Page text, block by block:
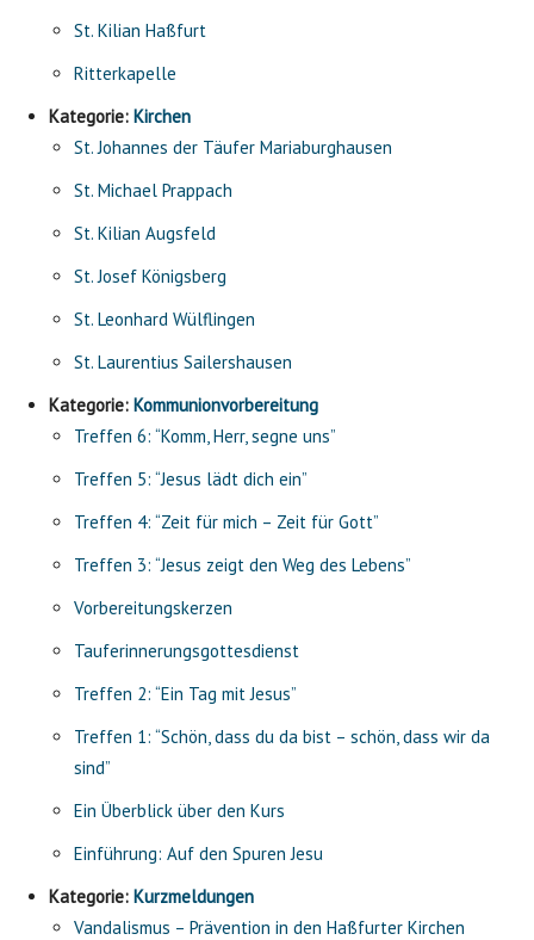
St. Kilian Haßfurt
Ritterkapelle
Kategorie: Kirchen
St. Johannes der Täufer Mariaburghausen
St. Michael Prappach
St. Kilian Augsfeld
St. Josef Königsberg
St. Leonhard Wülflingen
St. Laurentius Sailershausen
Kategorie: Kommunionvorbereitung
Treffen 6: “Komm, Herr, segne uns”
Treffen 5: “Jesus lädt dich ein”
Treffen 4: “Zeit für mich – Zeit für Gott”
Treffen 3: “Jesus zeigt den Weg des Lebens”
Vorbereitungskerzen
Tauferinnerungsgottesdienst
Treffen 2: “Ein Tag mit Jesus”
Treffen 1: “Schön, dass du da bist – schön, dass wir da
sind”
Ein Überblick über den Kurs
Einführung: Auf den Spuren Jesu
Kategorie: Kurzmeldungen
Vandalismus – Prävention in den Haßfurter Kirchen